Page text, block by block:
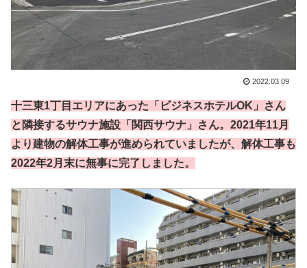
2022.03.09
十三東1丁目エリアにあった「ビジネスホテルOK」さん
と隣接するサウナ施設「関西サウナ」さん。2021年11月
より建物の解体工事が進められていましたが、解体工事も
2022年2月末に無事に完了しました。